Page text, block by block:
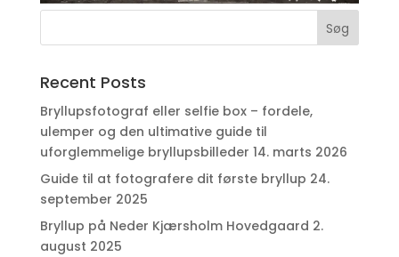
Recent Posts
Bryllupsfotograf eller selfie box – fordele,
ulemper og den ultimative guide til
uforglemmelige bryllupsbilleder 14. marts 2026
Guide til at fotografere dit første bryllup 24.
september 2025
Bryllup på Neder Kjærsholm Hovedgaard 2.
august 2025